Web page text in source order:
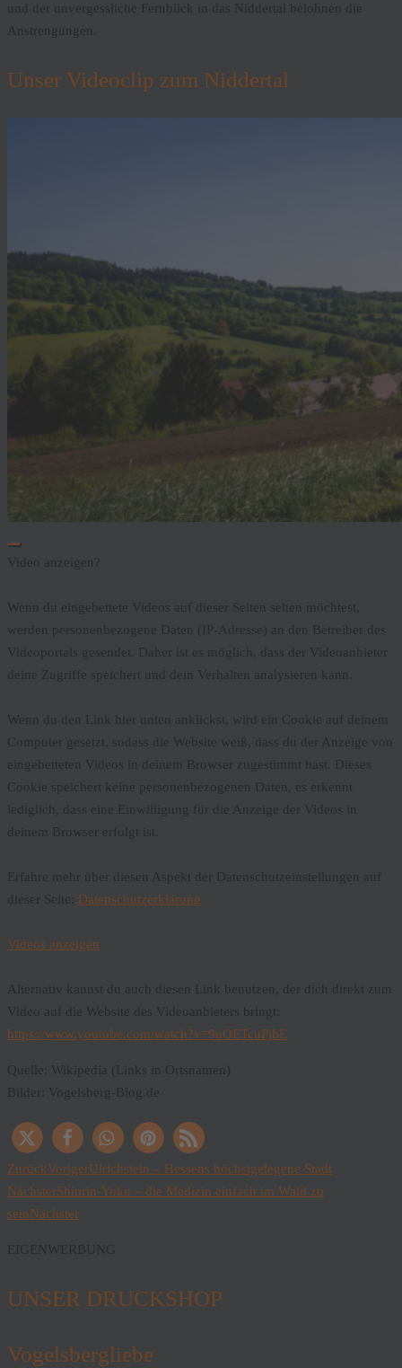
und der unvergessliche Fernblick in das Niddertal belohnen die
Anstrengungen.
Unser Videoclip zum Niddertal
Video anzeigen?
Wenn du eingebettete Videos auf dieser Seiten sehen möchtest,
werden personenbezogene Daten (IP-Adresse) an den Betreiber des
Videoportals gesendet. Daher ist es möglich, dass der Videoanbieter
deine Zugriffe speichert und dein Verhalten analysieren kann.
Wenn du den Link hier unten anklickst, wird ein Cookie auf deinem
Computer gesetzt, sodass die Website weiß, dass du der Anzeige von
eingebetteten Videos in deinem Browser zugestimmt hast. Dieses
Cookie speichert keine personenbezogenen Daten, es erkennt
lediglich, dass eine Einwilligung für die Anzeige der Videos in
deinem Browser erfolgt ist.
Erfahre mehr über diesen Aspekt der Datenschutzeinstellungen auf
dieser Seite: Datenschutzerklärung
Videos anzeigen
Alternativ kannst du auch diesen Link benutzen, der dich direkt zum
Video auf die Website des Videoanbieters bringt:
https://www.youtube.com/watch?v=9uOETcuFjbE
Quelle: Wikipedia (Links in Ortsnamen)
Bilder: Vogelsberg-Blog.de
ZurückVorigerUlrichstein – Hessens höchstgelegene Stadt
NächsterShinrin-Yoku – die Medizin einfach im Wald zu
seinNächster
EIGENWERBUNG
UNSER DRUCKSHOP
Vogelsbergliebe